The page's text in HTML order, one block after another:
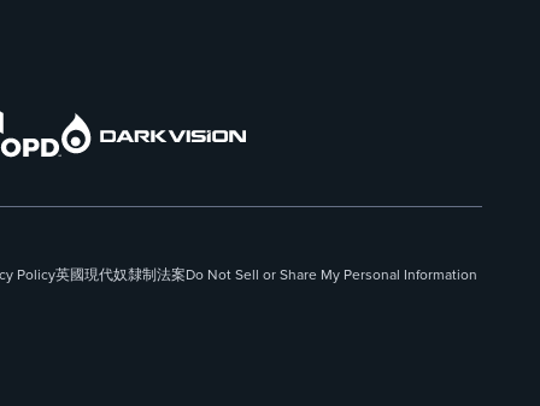
Policy英國現代奴隸制法案Do Not Sell or Share My Personal Information